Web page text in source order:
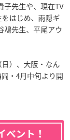
子先生や、現在TV
はじめ、雨隠ギ
鳰先生、平尾アウ
）、大阪・なん
・4月中旬より開
ベント！